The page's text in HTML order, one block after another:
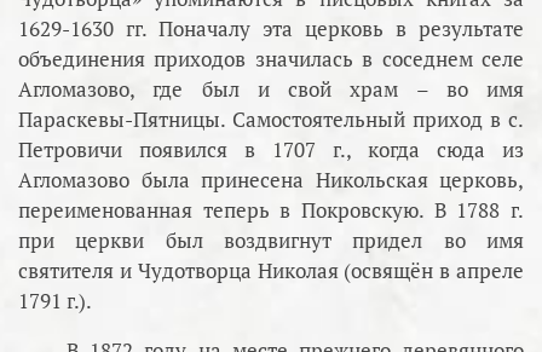
1629-1630 гг. Поначалу эта церковь в результате
объединения приходов значилась в соседнем селе
Агломазово, где был и свой храм – во имя
Параскевы-Пятницы. Самостоятельный приход в с.
Петровичи появился в 1707 г., когда сюда из
Агломазово была принесена Никольская церковь,
переименованная теперь в Покровскую. В 1788 г.
при церкви был воздвигнут придел во имя
святителя и Чудотворца Николая (освящён в апреле
1791 г.).